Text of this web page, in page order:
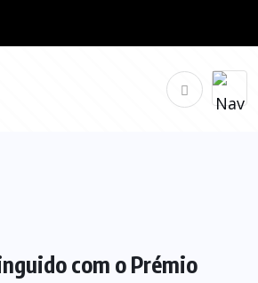
com o Prémio